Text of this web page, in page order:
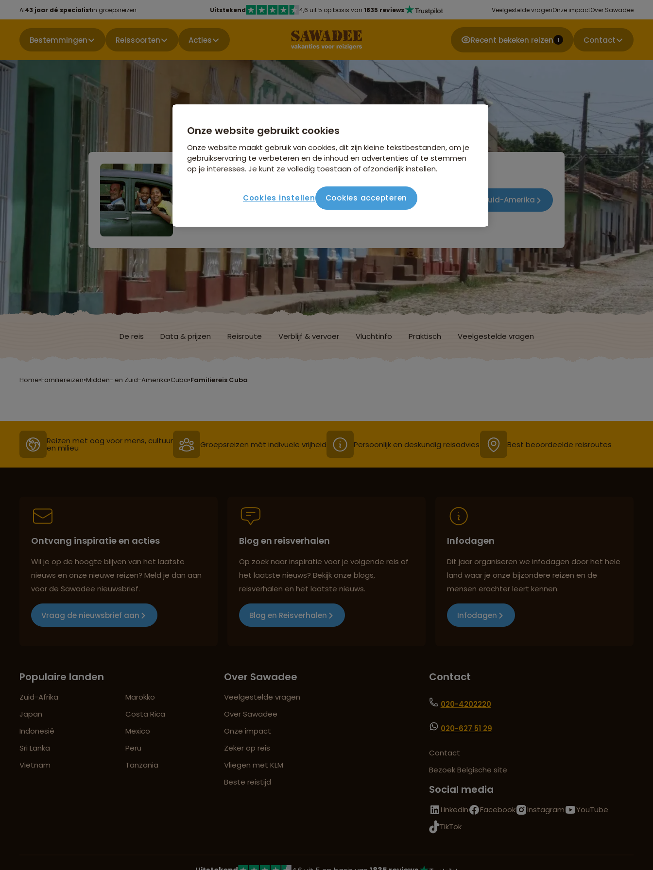
Al43 jaar dé specialistin groepsreizen Uitstekend 4,6 uit 5 op basis van 1835 reviews Veelgestelde vragenOnze impactOver Sawadee
Bestemmingen Reissoorten Acties Recent bekeken reizen 1 Contact
NIEUWE REIS
Familiereis Cuba
Bekijk andere reizen in Familiereizen Midden- en Zuid-Amerika
De reis Data & prijzen Reisroute Verblijf & vervoer Vluchtinfo Praktisch Veelgestelde vragen
Home•Familiereizen•Midden- en Zuid-Amerika•Cuba•Familiereis Cuba
Reizen met oog voor mens, cultuur
en milieu Groepsreizen mét indivuele vrijheid Persoonlijk en deskundig reisadvies Best beoordeelde reisroutes
Ontvang inspiratie en acties
Wil je op de hoogte blijven van het laatste
nieuws en onze nieuwe reizen? Meld je dan aan
voor de Sawadee nieuwsbrief.
Vraag de nieuwsbrief aan
Blog en reisverhalen
Op zoek naar inspiratie voor je volgende reis of
het laatste nieuws? Bekijk onze blogs,
reisverhalen en het laatste nieuws.
Blog en Reisverhalen
Infodagen
Dit jaar organiseren we infodagen door het hele
land waar je onze bijzondere reizen en de
mensen erachter leert kennen.
Infodagen
Populaire landen
Zuid-Afrika
Japan
Indonesië
Sri Lanka
Vietnam
Marokko
Costa Rica
Mexico
Peru
Tanzania
Over Sawadee
Veelgestelde vragen
Over Sawadee
Onze impact
Zeker op reis
Vliegen met KLM
Beste reistijd
Contact
020-4202220
020-627 51 29
Contact
Bezoek Belgische site
Social media
LinkedIn Facebook Instagram
YouTube
TikTok
Onze website gebruikt cookies
Onze website maakt gebruik van cookies, dit zijn kleine tekstbestanden, om je
gebruikservaring te verbeteren en de inhoud en advertenties af te stemmen
op je interesses. Je kunt ze volledig toestaan of afzonderlijk instellen.
Cookies instellen Cookies accepteren